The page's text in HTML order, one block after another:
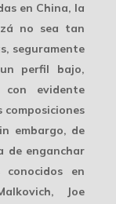
en China, la
no sea tan
seguramente
perfil bajo,
evidente
composiciones
embargo, de
de enganchar
en
Joe